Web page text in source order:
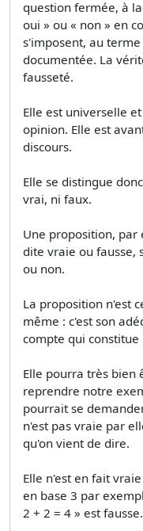
question fermée, à
oui » ou « non » en
s'imposent, au
documentée. La
fausseté.
Elle est universelle
opinion. Elle est
discours.
Elle se distingue
vrai, ni faux.
Une proposition, par
dite vraie ou fausse,
ou non.
La proposition n'est
même : c'est son
compte qui
Elle pourra très bien
reprendre notre
pourrait se
n'est pas vraie par
qu'on vient de dire.
Elle n'est en fait
en base 3 par
2 + 2 = 4 » est fausse.